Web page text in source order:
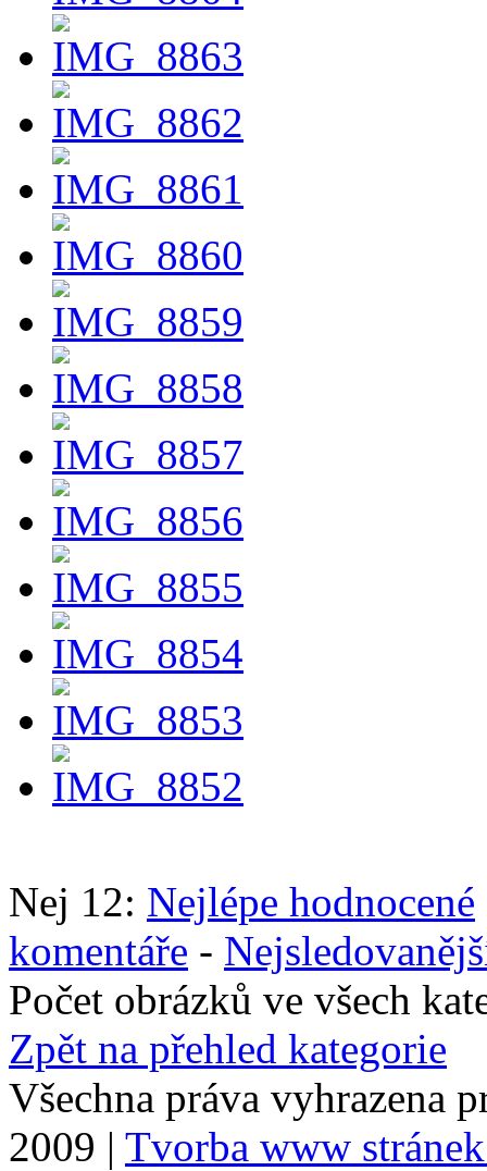
Nej 12: Nejlépe hodnocené
komentáře -
Počet obrázků ve všech
Zpět na přehled kategorie
Všechna práva vyhrazena
2009 | Tvorba www